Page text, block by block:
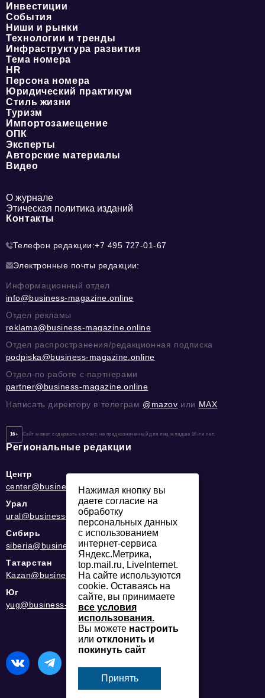
Инвестиции
События
Ниши и рынки
Технологии и тренды
Инфраструктура развития
Тема номера
HR
Персона номера
Юридический практикум
Стиль жизни
Туризм
Импортозамещение
ОПК
Эксперты
Авторские материалы
Видео
О журнале
Этическая политика изданий
Контакты
Телефон редакции:+7 495 727-01-67
Электронные почты редакции:
Информационный отдел
info@business-magazine.online
Отдел рекламы
reklama@business-magazine.online
Отдел распространения/редакционная подписка
podpiska@business-magazine.online
Отдел по работе с партнерами
partner@business-magazine.online
Написать директору в телеграм @mazov или MAX
16+ Сайт может содержать контент, не предназначенный для лиц младше 16-ти лет.
Региональные редакции
Центр
center@business-magazine.online
Урал
ural@business-magazine.online
Сибирь
siberia@business-magazine.online
Татарстан
Kazan@business-magazine.online
Юг
yug@business-magazine.online
Нажимая кнопку вы
даете согласие на
обработку
персональных данных
с использованием
интернет-сервиса
Яндекс.Метрика,
top.mail.ru, LiveInternet.
На сайте используются
cookie. Оставаясь на
сайте, вы принимаете
все условия
использования.
Вы можете настроить
или отклонить и
покинуть сайт
Принять